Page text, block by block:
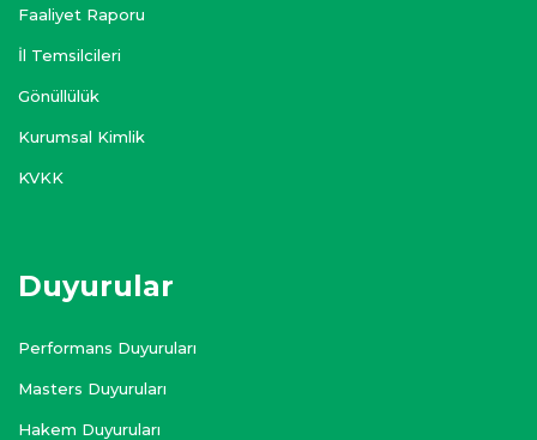
Faaliyet Raporu
İl Temsilcileri
Gönüllülük
Kurumsal Kimlik
KVKK
Duyurular
Performans Duyuruları
Masters Duyuruları
Hakem Duyuruları